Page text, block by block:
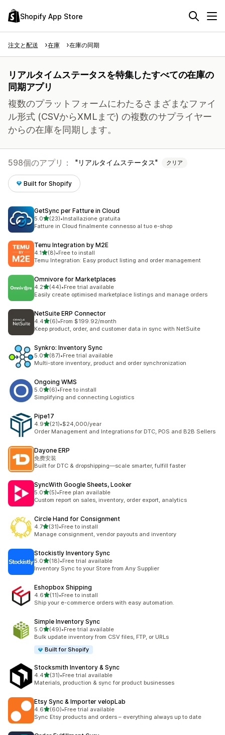
Shopify App Store
注文と配送 在庫 在庫の同期
リアルタイムステータスを特集したすべての在庫の
同期アプリ
複数のプラットフォームにわたるさまざまなファイ
ル形式 (CSVからXMLまで) の複数のサプライヤー
からの在庫を同期します。
598個のアプリ： リアルタイムステータス クリア
Built for Shopify
GetSync per Fatture in Cloud
5.05つ星中
(23)
合計レビュー数：23件
•Installazione gratuita
Fatture in Cloud finalmente connesso al tuo e-shop
Temu Integration by M2E
4.15つ星中
(8)
合計レビュー数：8件
•Free to install
Temu Integration: Easy product listing and order management
Omnivore for Marketplaces
4.25つ星中
(44)
合計レビュー数：44件
•Free trial available
Easily create optimised marketplace listings and manage orders
NetSuite ERP Connector
4.45つ星中
(6)
合計レビュー数：6件
•From $199.92/month
Keep product, order, and customer data in sync with NetSuite
Synkro: Inventory Sync
5.05つ星中
(87)
合計レビュー数：87件
•Free trial available
Multi-store inventory, product and order synchronization
Ongoing WMS
5.05つ星中
(6)
合計レビュー数：6件
•Free to install
Simplifying and connecting Logistics
Pipe17
4.95つ星中
(21)
合計レビュー数：21件
•$24,000/year
Order Management and Integrations for DTC, POS and B2B Sellers
Dayone ERP
免费安装
Built for DTC & dropshipping—scale smarter, fulfill faster
SyncWith Google Sheets, Looker
5.05つ星中
(5)
合計レビュー数：5件
•Free plan available
Custom report on sales, inventory, order export, analytics
Circle Hand for Consignment
4.75つ星中
(31)
合計レビュー数：31件
•Free to install
Manage consignment, vendor payouts and inventory
Stockistly Inventory Sync
5.05つ星中
(18)
合計レビュー数：18件
•Free trial available
Inventory Sync to your Store from Any Supplier
Eshopbox Shipping
4.65つ星中
(11)
合計レビュー数：11件
•Free to install
Ship your e-commerce orders with easy automation.
Simple Inventory Sync
5.05つ星中
(49)
合計レビュー数：49件
•Free trial available
Bulk update inventory from CSV files, FTP, or URLs
Built for Shopify
Stocksmith Inventory & Sync
4.45つ星中
(31)
合計レビュー数：31件
•Free trial available
Materials, production & sync for product businesses
Etsy Sync & Importer velopLab
4.65つ星中
(60)
合計レビュー数：60件
•Free trial available
Sync Etsy products and orders – everything always up to date